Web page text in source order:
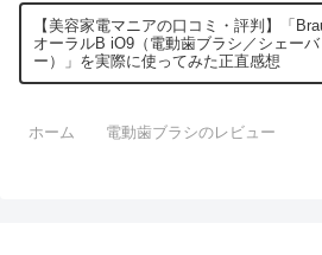
【美容家電マニアの口コミ・評判】「
オーラルB iO9（電動歯ブラシ／シェーバ
ー）」を実際に使ってみた正直感想
ホーム 電動歯ブラシのレビュー